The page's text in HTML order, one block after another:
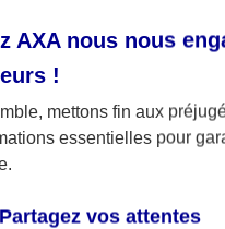
AXA nous nous
!
mettons fin aux
essentielles pour
Partagez vos attentes